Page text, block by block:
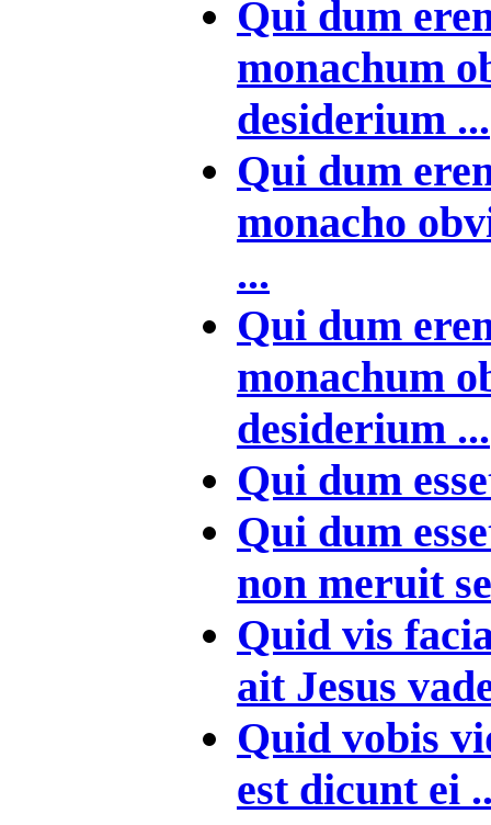
Qui dum
monachum
desiderium ...
Qui dum
monacho
...
Qui dum
monachum
desiderium ...
Qui dum
Qui dum
non meruit
Quid vis
ait Jesus
Quid vobis
est dicunt ei